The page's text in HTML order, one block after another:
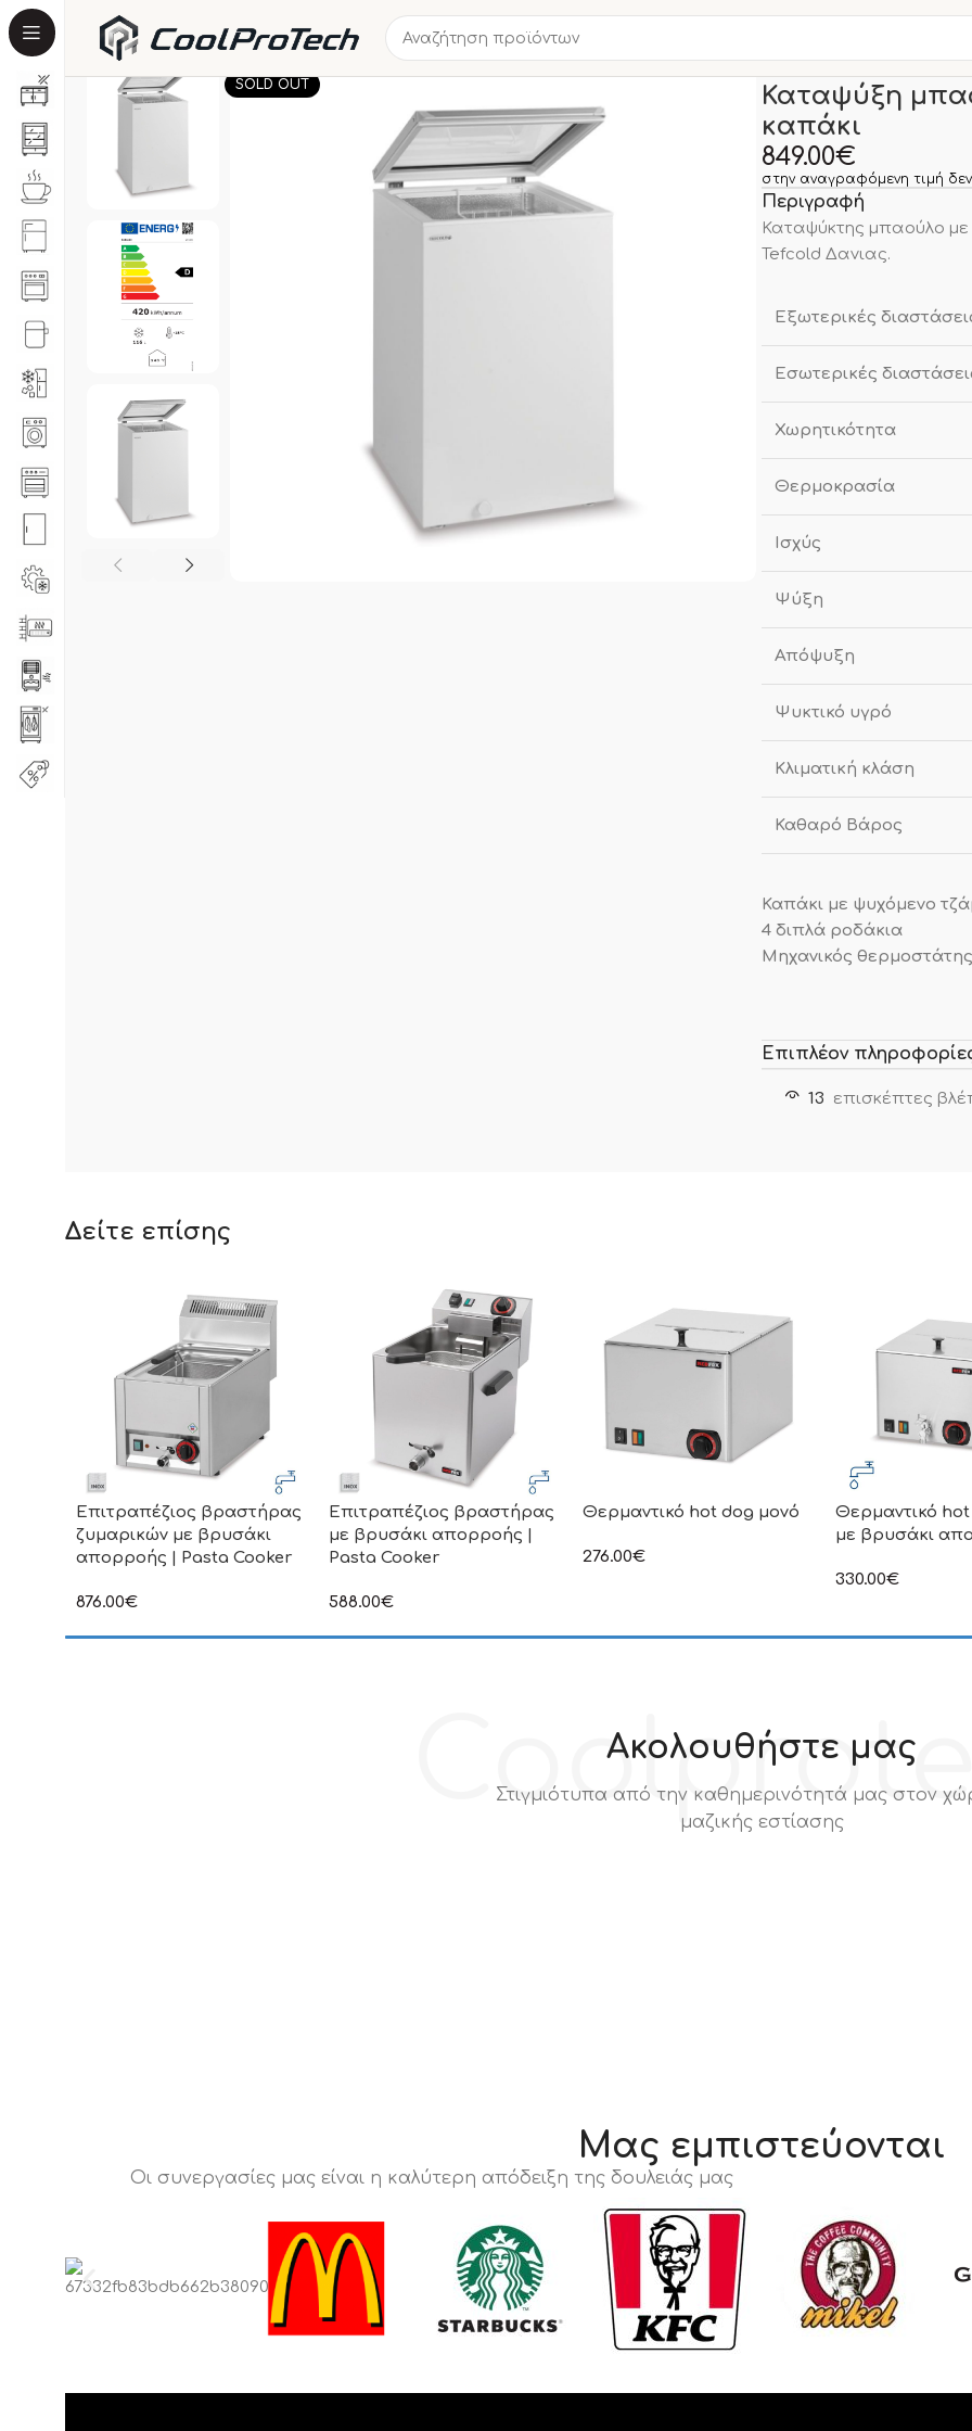
SOLD OUT
Καταψύξη
καπάκι
849.00€
στην αναγραφόμενη τιμή
Περιγραφή
Καταψύκτης μπαούλο με
Tefcold Δανιας.
Εξωτερικές
Εσωτερικές
Χωρητικότητα
Θερμοκρασία
Ισχύς
Ψύξη
Απόψυξη
Ψυκτικό υγρό
Κλιματική κλάση
Καθαρό Βάρος
Καπάκι με ψυχόμενο
4 διπλά ροδάκια
Μηχανικός θερμοστάτης
Επιπλέον
13 επισκέπτες
Δείτε επίσης
Επιτραπέζιος βραστήρας
ζυμαρικών με βρυσάκι
απορροής | Pasta Cooker
876.00€
συμπεριλαμβάνεται Φ.Π.Α
Επιτραπέζιος βραστήρας
με βρυσάκι απορροής |
Pasta Cooker
588.00€
συμπεριλαμβάνεται Φ.Π.Α
Θερμαντικό hot dog μονό
276.00€
Θερμαντικό
με βρυσάκι
330.00€
Ακολουθήστε μας
Στιγμιότυπα από την καθημερινότητά μας στον
μαζικής εστίασης
Μας εμπιστεύονται
Οι συνεργασίες μας είναι η καλύτερη απόδειξη της δουλειάς μας